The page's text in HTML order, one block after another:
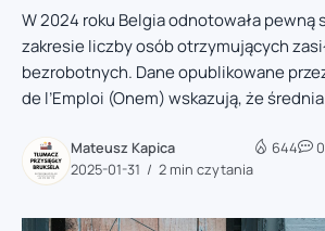
W 2024 roku Belgia odnotowała pewną
zakresie liczby osób otrzymujących
bezrobotnych. Dane opublikowane
de l’Emploi (Onem) wskazują, że
Mateusz Kapica
2025-01-31
2 min czytania
644 0